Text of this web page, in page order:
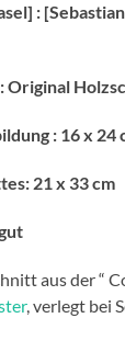
:
:Original
: 16 x 24
: 21 x 33 cm
aus der “
, verlegt bei